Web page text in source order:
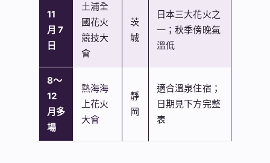
11
月 7
日
土浦全
國花火
競技大
會
茨
城
日本三大花火之
一；秋季傍晚氣
溫低
8～
12
月多
場
熱海海
上花火
大會
靜
岡
適合溫泉住宿；
日期見下方完整
表